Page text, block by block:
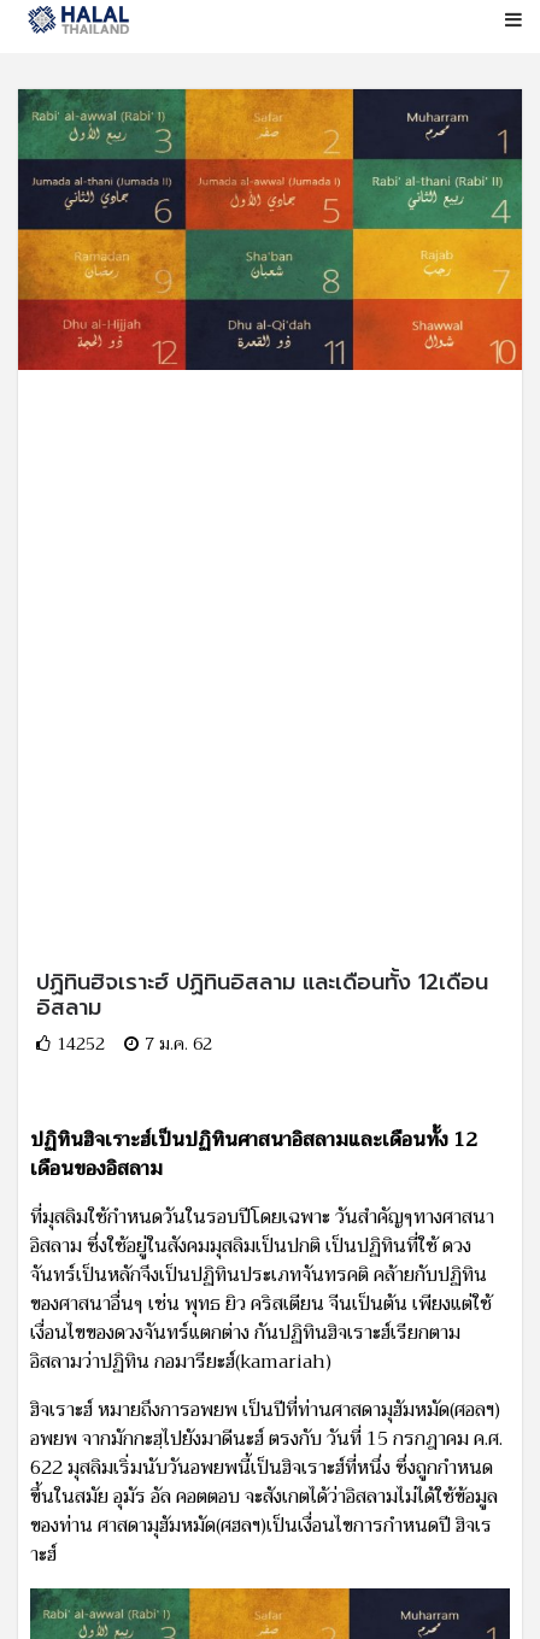
ปฏิทินฮิจเราะฮ์ ปฏิทินอิสลาม และเดือนทั้ง 12เดือน
อิสลาม
14252 7 ม.ค. 62
ปฏิทินฮิจเราะฮ์เป็นปฏิทินศาสนาอิสลามและเดือนทั้ง 12
เดือนของอิสลาม
ที่มุสลิมใช้กำหนดวันในรอบปีโดยเฉพาะ วันสำคัญๆทางศาสนา
อิสลาม ซึ่งใช้อยู่ในสังคมมุสลิมเป็นปกติ เป็นปฏิทินที่ใช้ ดวง
จันทร์เป็นหลักจึงเป็นปฏิทินประเภทจันทรคติ คล้ายกับปฏิทิน
ของศาสนาอื่นๆ เช่น พุทธ ยิว คริสเตียน จีนเป็นต้น เพียงแต่ใช้
เงื่อนไขของดวงจันทร์แตกต่าง กันปฏิทินฮิจเราะฮ์เรียกตาม
อิสลามว่าปฏิทิน กอมารียะฮ์(kamariah)
ฮิจเราะฮ์ หมายถึงการอพยพ เป็นปีที่ท่านศาสดามุฮัมหมัด(ศอลฯ)
อพยพ จากมักกะฮฺไปยังมาดีนะฮ์ ตรงกับ วันที่ 15 กรกฎาคม ค.ศ.
622 มุสลิมเริ่มนับวันอพยพนี้เป็นฮิจเราะฮ์ที่หนึ่ง ซึ่งถูกกำหนด
ขึ้นในสมัย อุมัร อัล คอตตอบ จะสังเกตได้ว่าอิสลามไม่ได้ใช้ข้อมูล
ของท่าน ศาสดามุฮัมหมัด(ศฮลฯ)เป็นเงื่อนไขการกำหนดปี ฮิจเร
าะฮ์